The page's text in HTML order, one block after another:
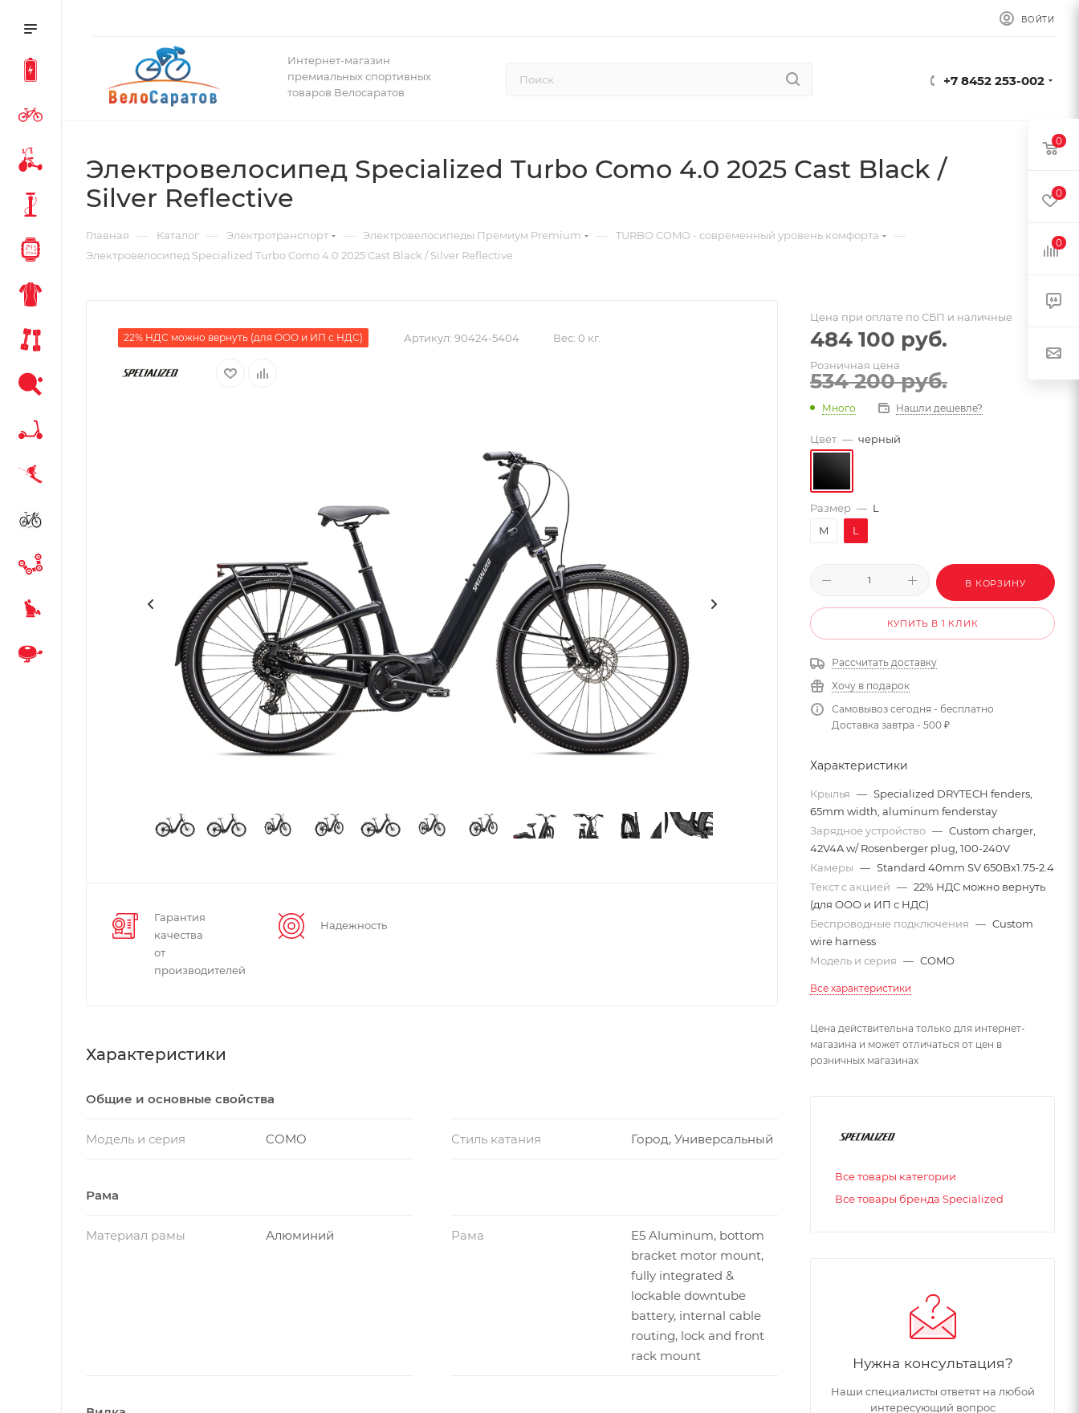
ВОЙТИ
Интернет-магазин
премиальных спортивных
товаров Велосаратов
+7 8452 253-002
Электровелосипед Specialized Turbo Como 4.0 2025 Cast Black /
Silver Reflective
Главная — Каталог — Электротранспорт — Электровелосипеды Премиум Premium — TURBO COMO - современный уровень комфорта —
Электровелосипед Specialized Turbo Como 4.0 2025 Cast Black / Silver Reflective
22% НДС можно вернуть (для ООО и ИП с НДС) Артикул: 90424-5404 Вес: 0 кг.
Гарантия
качества
от
производителей
Надежность
Характеристики
Общие и основные свойства
Модель и серия COMO Стиль катания Город, Универсальный
Рама
Материал рамы Алюминий Рама
E5 Aluminum, bottom
bracket motor mount,
fully integrated &
lockable downtube
battery, internal cable
routing, lock and front
rack mount
Цена при оплате по СБП и наличные
484 100 руб.
Розничная цена
534 200руб.
Много Нашли дешевле?
Цвет — черный
Размер — L
M
L
В КОРЗИНУ
КУПИТЬ В 1 КЛИК
Рассчитать доставку
Хочу в подарок
Самовывоз сегодня - бесплатно
Доставка завтра - 500 ₽
Характеристики
Крылья — Specialized DRYTECH fenders,
65mm width, aluminum fenderstay
Зарядное устройство — Custom charger,
42V4A w/ Rosenberger plug, 100-240V
Камеры — Standard 40mm SV 650Bx1.75-2.4
Текст с акцией — 22% НДС можно вернуть
(для ООО и ИП с НДС)
Беспроводные подключения — Custom
wire harness
Модель и серия — COMO
Все характеристики
Цена действительна только для интернет-
магазина и может отличаться от цен в
розничных магазинах
Все товары категории
Все товары бренда Specialized
Нужна консультация?
Наши специалисты ответят на любой
интересующий вопрос
0
0
0